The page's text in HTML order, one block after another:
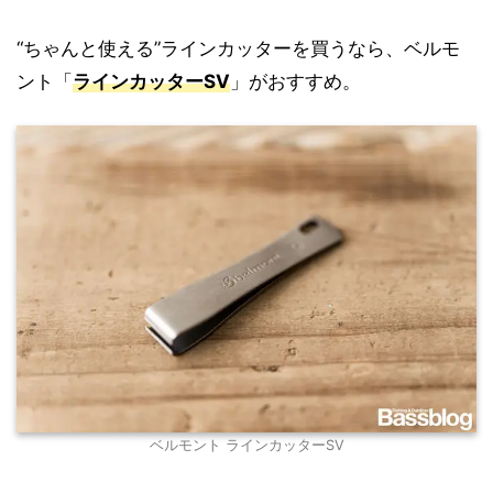
“ちゃんと使える”ラインカッターを買うなら、ベルモ
ント「ラインカッターSV 」がおすすめ。
ベルモント ラインカッターSV